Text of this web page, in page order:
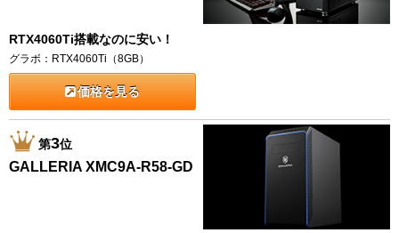
RTX4060Ti搭載なのに安い！
グラボ：RTX4060Ti（8GB）
価格を見る
第3位
GALLERIA XMC9A-R58-GD